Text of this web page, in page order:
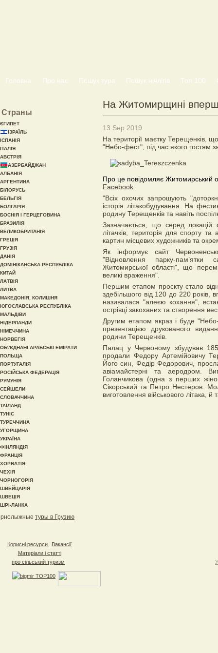
Головна Про нас Пошук тура Пошук нічлігів Топ 100
На Житомирщині
13 Sep 2019
На території маєтку Терещенків,
"Небо-фест", під час якого гостям
Про це повідомляє Житомирський
Facebook
"Всіх охочих запрошують
історія літакобудування. На
родину Терещенків та навіть
Зазначається, що серед локацій
літачків, територія для спорту
картин місцевих художників та
Як інформує сайт
"Відновлення парку-
Житомирської області", що
великі враження".
Першим етапом проєкту стало
здебільшого від 120 до 220 років,
називалася "алеєю кохання",
острівці закоханих та створення
Другим етапом якраз і буде
презентацією друкованого
родини Терещенків.
Палац у Червоному збудував
продали Федору Артемійовичу
Його син, Федір Федорович,
авіамайстерні та аеродром.
Голанчикова (одна з перших
Сікорський та Петро Нестеров.
виготовлення військового літака,
Страны
ЄГИПЕТ
ІЗРАЇЛЬ
ІСПАНІЯ
ІТАЛІЯ
АВСТРІЯ
АЗЕРБАЙДЖАН
АЛБАНІЯ
АРГЕНТИНА
БІЛОРУСЬ
БЕЛЬГІЯ
БОЛГАРІЯ
БОСНІЯ І ГЕРЦЕГОВИНА
БРАЗИЛІЯ
ВЕЛИКОБРИТАНІЯ
ГРЕЦІЯ
ГРУЗІЯ
ДАНІЯ
ДОМІНІКАНСЬКА РЕСПУБЛІКА
КИТАЙ
ЛАТВІЯ
ЛИТВА
МАКЕДОНІЯ, КОЛИШНЯ
ЮГОСЛАВСЬКА РЕСПУБЛІКА
МАЛЬДІВИ
НІДЕРЛАНДИ
НІМЕЧЧИНА
НОРВЕГІЯ
ОБ\'ЄДНАНІ АРАБСЬКІ ЕМІРАТИ
ПОЛЬЩА
ПОРТУГАЛІЯ
РОСІЙСЬКА ФЕДЕРАЦІЯ
РУМУНІЯ
СЕЙШЕЛИ
СЛОВАЧЧИНА
ТАЇЛАНД
ТУНІС
ТУРЕЧЧИНА
УГОРЩИНА
УКРАЇНА
ФІНЛЯНДІЯ
ФРАНЦІЯ
ХОРВАТІЯ
ЧЕХІЯ
ЧОРНОГОРІЯ
ШВЕЙЦАРІЯ
ШВЕЦІЯ
ШРІ-ЛАНКА
туры в Грузию
Корисні ресурси
Вакансії
Матеріали і статті
про сільський туризм